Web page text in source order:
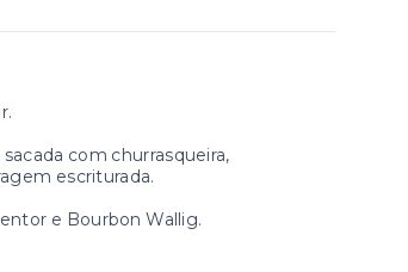
com churrasqueira,
escriturada.
e Bourbon Wallig.